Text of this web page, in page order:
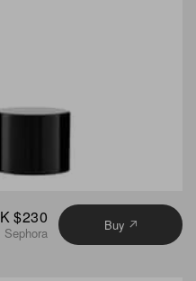
$230
Sephora Buy